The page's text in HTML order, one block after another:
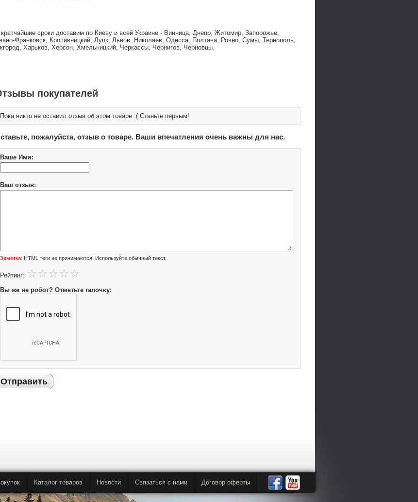
сроки доставим по Киеву и всей Украине - Винница, Днепр, Житомир, Запорожье,
Франковск, Кропивницкий, Луцк, Львов, Николаев, Одесса, Полтава, Ровно, Сумы, Тернополь,
Харьков, Херсон, Хмельницкий, Черкассы, Чернигов, Черновцы.
покупателей
Пока никто не оставил отзыв об этом товаре :( Станьте первым!
пожалуйста, отзыв о товаре. Ваши впечатления очень важны для нас.
Ваше Имя:
Ваш отзыв:
Заметка: HTML теги не принимаются! Используйте обычный текст.
Рейтинг:
Вы же не робот? Отметьте галочку:
Отправить
Каталог товаров Новости Связаться с нами
Договор оферты
Автомандры
Автомандры